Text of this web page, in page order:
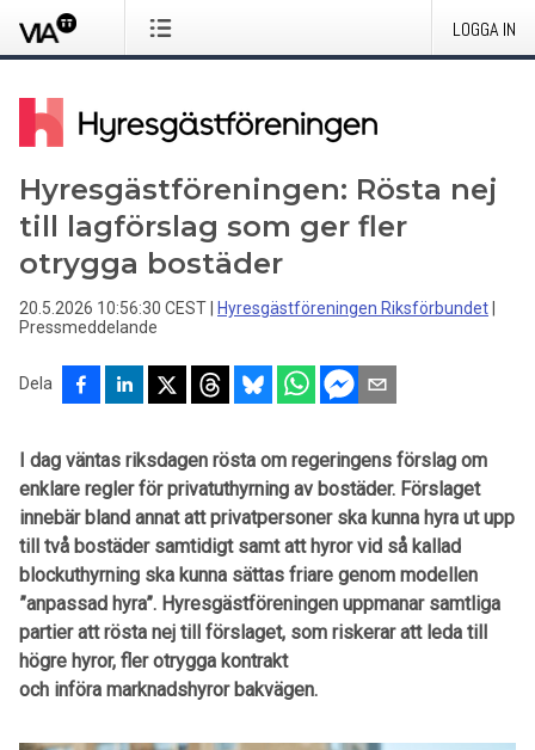
LOGGA IN
Hyresgästföreningen: Rösta nej
till lagförslag som ger fler
otrygga bostäder
20.5.2026 10:56:30 CEST Hyresgästföreningen Riksförbundet
Pressmeddelande
Dela
I dag väntas riksdagen rösta om regeringens förslag om
enklare regler för privatuthyrning av bostäder. Förslaget
innebär bland annat att privatpersoner ska kunna hyra ut upp
till två bostäder samtidigt samt att hyror vid så kallad
blockuthyrning ska kunna sättas friare genom modellen
”anpassad hyra”. Hyresgästföreningen uppmanar samtliga
partier att rösta nej till förslaget, som riskerar att leda till
högre hyror, fler otrygga kontrakt
och införa marknadshyror bakvägen.